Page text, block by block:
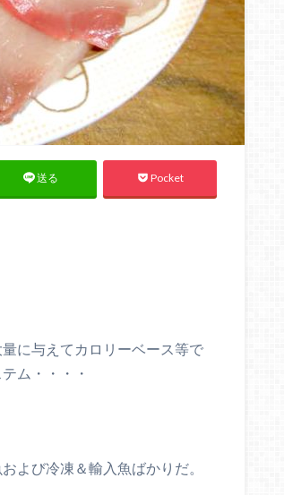
送る Pocket
に与えてカロリーベース等で
ム・・・・
よび冷凍＆輸入魚ばかりだ。